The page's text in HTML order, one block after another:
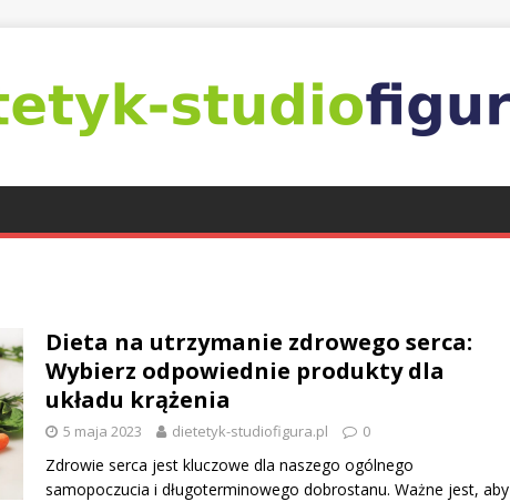
Dieta na utrzymanie zdrowego serca:
Wybierz odpowiednie produkty dla
układu krążenia
5 maja 2023 dietetyk-studiofigura.pl 0
Zdrowie serca jest kluczowe dla naszego ogólnego
samopoczucia i długoterminowego dobrostanu. Ważne jest, aby